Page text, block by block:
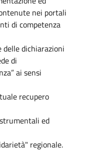
nei portali
di competenza
delle dichiarazioni
di
ai sensi
recupero
ed
regionale.